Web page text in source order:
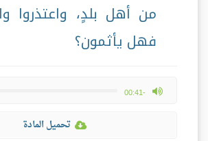
من أهل بلدٍ، واعتذروا
فهل يأثمون؟
-00:41
max volume
تحميل المادة